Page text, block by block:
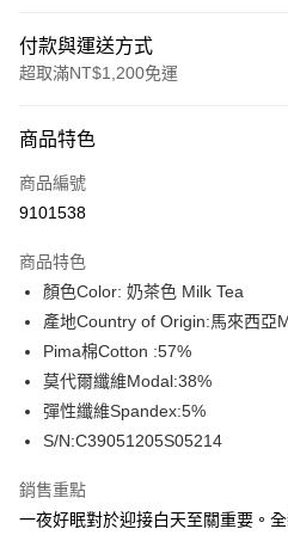
付款與運送方式
超取滿NT$1,200免運
信用卡一次付款
信用卡分期付款
合作金庫商業銀行
華南商業銀行
上海商業儲蓄銀行
國泰世華商業銀行
臺灣中小企業銀行
匯豐（台灣）商業銀行
聯邦商業銀行
元大商業銀行
台新國際商業銀行
台灣樂天信用卡公司
超商取貨付款
LINE Pay
Apple Pay
街口支付
全盈+PAY
商品特色
商品編號
9101538
商品特色
顏色Color: 奶茶色 Milk Tea
產地Country of Origin:馬來西亞
Pima棉Cotton :57%
莫代爾纖維Modal:38%
彈性纖維Spandex:5%
S/N:C39051205S05214
銷售重點
一夜好眠對於迎接白天至關重要。